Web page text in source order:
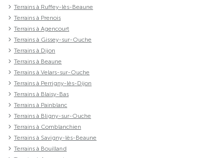
Terrains à Ruffey-lès-Beaune
Terrains à Prenois
Terrains à Agencourt
Terrains à Gissey-sur-Ouche
Terrains à Dijon
Terrains à Beaune
Terrains à Velars-sur-Ouche
Terrains à Perrigny-lès-Dijon
Terrains à Blaisy-Bas
Terrains à Painblanc
Terrains à Bligny-sur-Ouche
Terrains à Comblanchien
Terrains à Savigny-lès-Beaune
Terrains à Bouilland